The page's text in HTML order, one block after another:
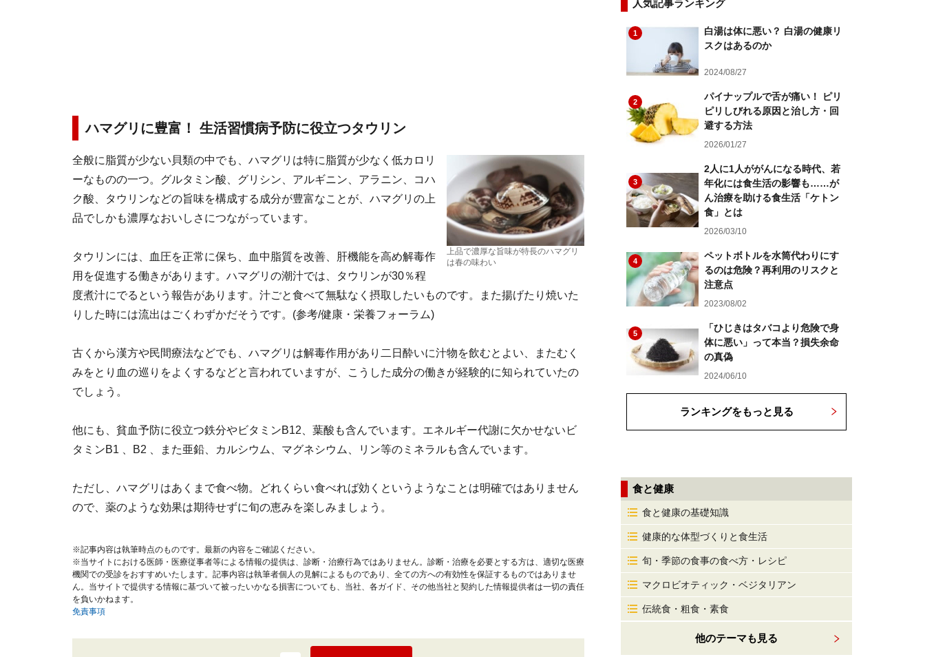
ハマグリに豊富！ 生活習慣病予防に役立つタウリン
上品で濃厚な旨味が特長のハマグリ
は春の味わい
全般に脂質が少ない貝類の中でも、ハマグリは特に脂質が少なく低カロリ
ーなものの一つ。グルタミン酸、グリシン、アルギニン、アラニン、コハ
ク酸、タウリンなどの旨味を構成する成分が豊富なことが、ハマグリの上
品でしかも濃厚なおいしさにつながっています。
タウリンには、血圧を正常に保ち、血中脂質を改善、肝機能を高め解毒作
用を促進する働きがあります。ハマグリの潮汁では、タウリンが30％程
度煮汁にでるという報告があります。汁ごと食べて無駄なく摂取したいものです。また揚げたり焼いた
りした時には流出はごくわずかだそうです。(参考/健康・栄養フォーラム)
古くから漢方や民間療法などでも、ハマグリは解毒作用があり二日酔いに汁物を飲むとよい、またむく
みをとり血の巡りをよくするなどと言われていますが、こうした成分の働きが経験的に知られていたの
でしょう。
他にも、貧血予防に役立つ鉄分やビタミンB12、葉酸も含んでいます。エネルギー代謝に欠かせないビ
タミンB1 、B2 、また亜鉛、カルシウム、マグネシウム、リン等のミネラルも含んでいます。
ただし、ハマグリはあくまで食べ物。どれくらい食べれば効くというようなことは明確ではありません
ので、薬のような効果は期待せずに旬の恵みを楽しみましょう。
※記事内容は執筆時点のものです。最新の内容をご確認ください。
※当サイトにおける医師・医療従事者等による情報の提供は、診断・治療行為ではありません。診断・治療を必要とする方は、適切な医療
機関での受診をおすすめいたします。記事内容は執筆者個人の見解によるものであり、全ての方への有効性を保証するものではありませ
ん。当サイトで提供する情報に基づいて被ったいかなる損害についても、当社、各ガイド、その他当社と契約した情報提供者は一切の責任
を負いかねます。
免責事項
人気記事ランキング
1
白湯は体に悪い？ 白湯の健康リ
スクはあるのか
2024/08/27
2
パイナップルで舌が痛い！ ピリ
ピリしびれる原因と治し方・回
避する方法
2026/01/27
3
2人に1人ががんになる時代、若
年化には食生活の影響も……が
ん治療を助ける食生活「ケトン
食」とは
2026/03/10
4
ペットボトルを水筒代わりにす
るのは危険？再利用のリスクと
注意点
2023/08/02
5
「ひじきはタバコより危険で身
体に悪い」って本当？損失余命
の真偽
2024/06/10
ランキングをもっと見る
食と健康
食と健康の基礎知識
健康的な体型づくりと食生活
旬・季節の食事の食べ方・レシピ
マクロビオティック・ベジタリアン
伝統食・粗食・素食
他のテーマも見る